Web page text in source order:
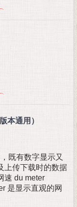
本通用）
既有数字显示又
上传下载时的数据
速 du meter
是显示直观的网